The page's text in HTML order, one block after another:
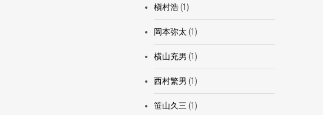
槇村浩(1)
岡本弥太 (1)
横山充男 (1)
西村繁男 (1)
笹山久三 (1)